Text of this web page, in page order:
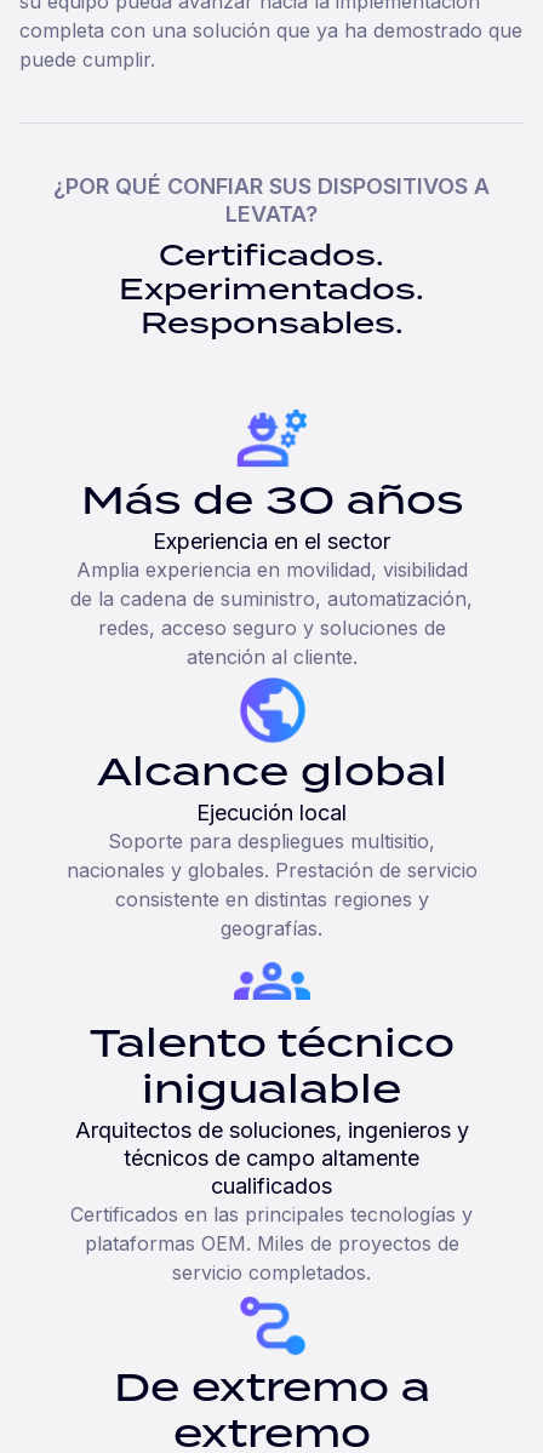
completa con una solución que ya ha demostrado que
puede cumplir.
¿POR QUÉ CONFIAR SUS DISPOSITIVOS A
LEVATA?
Certificados.
Experimentados.
Responsables.
Más de 30 años
Experiencia en el sector
Amplia experiencia en movilidad, visibilidad
de la cadena de suministro, automatización,
redes, acceso seguro y soluciones de
atención al cliente.
Alcance global
Ejecución local
Soporte para despliegues multisitio,
nacionales y globales. Prestación de servicio
consistente en distintas regiones y
geografías.
Talento técnico
inigualable
Arquitectos de soluciones, ingenieros y
técnicos de campo altamente
cualificados
Certificados en las principales tecnologías y
plataformas OEM. Miles de proyectos de
servicio completados.
De extremo a
extremo